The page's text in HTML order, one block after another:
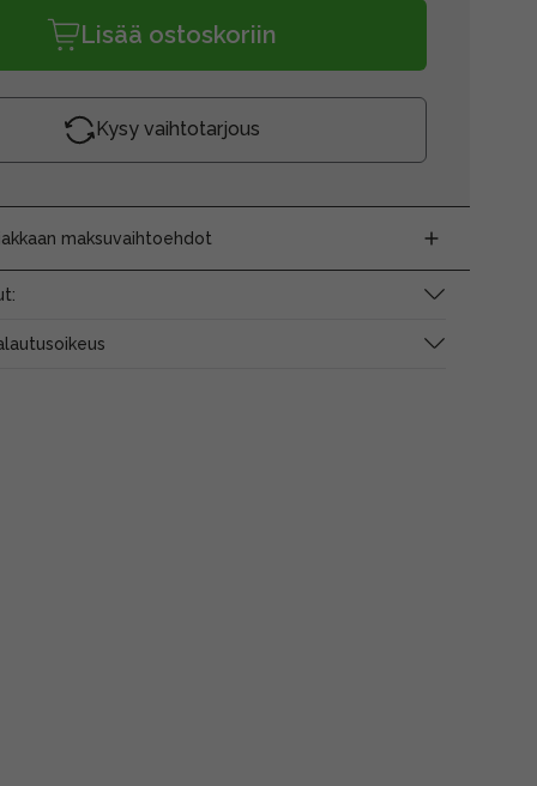
Lisää ostoskoriin
Kysy vaihtotarjous
maksuvaihtoehdot